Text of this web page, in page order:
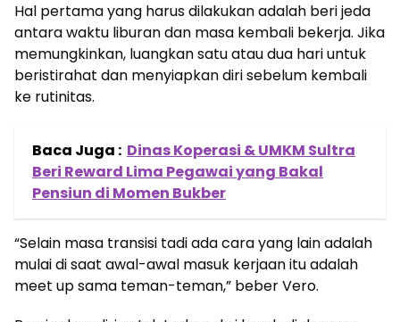
Hal pertama yang harus dilakukan adalah beri jeda
antara waktu liburan dan masa kembali bekerja. Jika
memungkinkan, luangkan satu atau dua hari untuk
beristirahat dan menyiapkan diri sebelum kembali
ke rutinitas.
Baca Juga : Dinas Koperasi & UMKM Sultra
Beri Reward Lima Pegawai yang Bakal
Pensiun di Momen Bukber
“Selain masa transisi tadi ada cara yang lain adalah
mulai di saat awal-awal masuk kerjaan itu adalah
meet up sama teman-teman,” beber Vero.